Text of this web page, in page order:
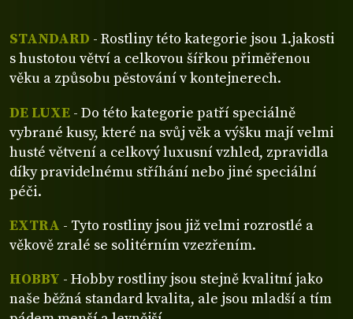
STANDARD - Rostliny této kategorie jsou 1.jakosti
s hustotou větví a celkovou šířkou přiměřenou
věku a způsobu pěstování v kontejnerech.
DE LUXE - Do této kategorie patří speciálně
vybrané kusy, které na svůj věk a výšku mají velmi
husté větvení a celkový luxusní vzhled, zpravidla
díky pravidelnému stříhání nebo jiné speciální
péči.
EXTRA - Tyto rostliny jsou již velmi rozrostlé a
věkově zralé se solitérním vzezřením.
HOBBY - Hobby rostliny jsou stejně kvalitní jako
naše běžná standard kvalita, ale jsou mladší a tím